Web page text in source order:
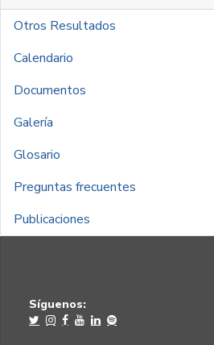
Otros Resultados
Calendario
Documentos
Galería
Glosario
Preguntas frecuentes
Publicaciones
Síguenos: